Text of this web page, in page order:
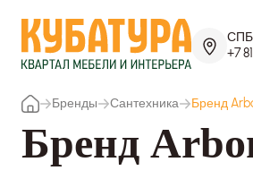
+7
Бренды Сантехника Бренд
Бренд